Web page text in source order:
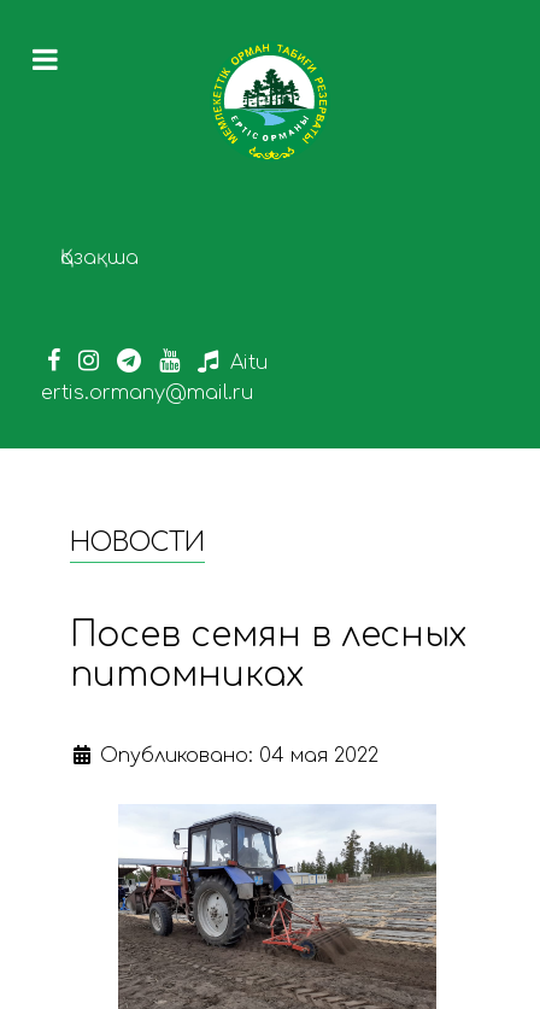
Выберите язык
Қазақша
Aitu
ertis.ormany@mail.ru
НОВОСТИ
Посев семян в лесных
питомниках
Опубликовано: 04 мая 2022